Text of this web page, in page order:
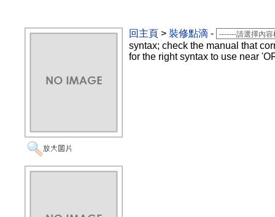
回主頁 > 裝修點滴 -
syntax; check the manual that
for the right syntax to use near